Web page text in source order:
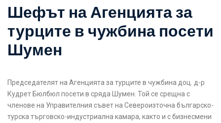
Шефът на Агенцията за
турците в чужбина посети
Шумен
Председателят на Агенцията за турците в чужбина доц. д-р
Кудрет Бюлбюл посети в сряда Шумен. Той се срещна с
членове на Управителния съвет на Североизточна българско-
турска търговско-индустриална камара, както и с бизнесмени